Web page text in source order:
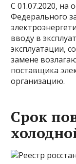
С 01.07.2020, на
Федерального
вводу в
эксплуатации,
замене
поставщика
организацию.
Срок